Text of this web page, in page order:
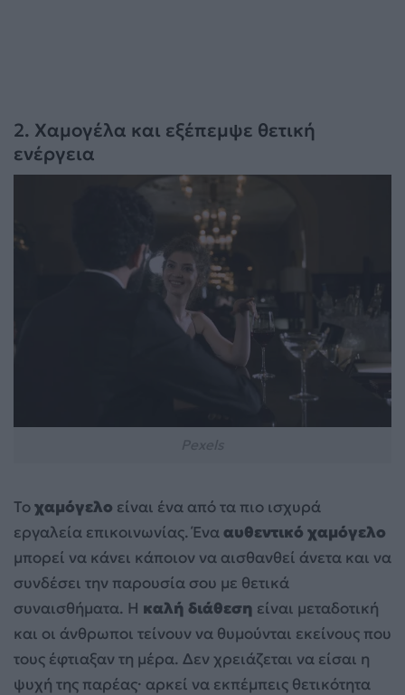
2. Χαμογέλα και εξέπεμψε θετική
ενέργεια
Τοχαμόγελο είναι ένα από τα πιο ισχυρά
εργαλεία επικοινωνίας. Ένααυθεντικό χαμόγελο
μπορεί να κάνει κάποιον να αισθανθεί άνετα και να
συνδέσει την παρουσία σου με θετικά
συναισθήματα. Η καλή διάθεση είναι μεταδοτική
και οι άνθρωποι τείνουν να θυμούνται εκείνους που
τους έφτιαξαν τη μέρα. Δεν χρειάζεται να είσαι η
ψυχή της παρέας· αρκεί να εκπέμπεις θετικότητα